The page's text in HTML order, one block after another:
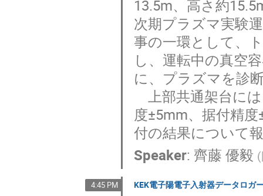
13.5m、高さ約
次期プラズマ実験
事の一環として、
し、運転中の真空
に、プラズマを診
上部共通架台に
度±5mm、据付精
付の結果について
Speaker: 齊藤 優毅 (
4:45 PM KEK電子陽電子入射器データロガ